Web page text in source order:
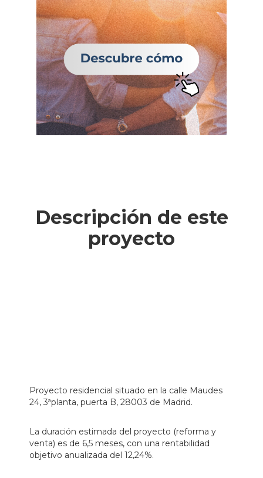
Descripción de este
proyecto
Proyecto residencial situado en la calle Maudes
24, 3ªplanta, puerta B, 28003 de Madrid.
La duración estimada del proyecto (reforma y
venta) es de 6,5 meses, con una rentabilidad
objetivo anualizada del 12,24%.